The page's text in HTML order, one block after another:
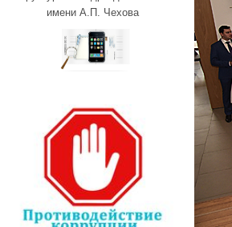
имени А.П. Чехова